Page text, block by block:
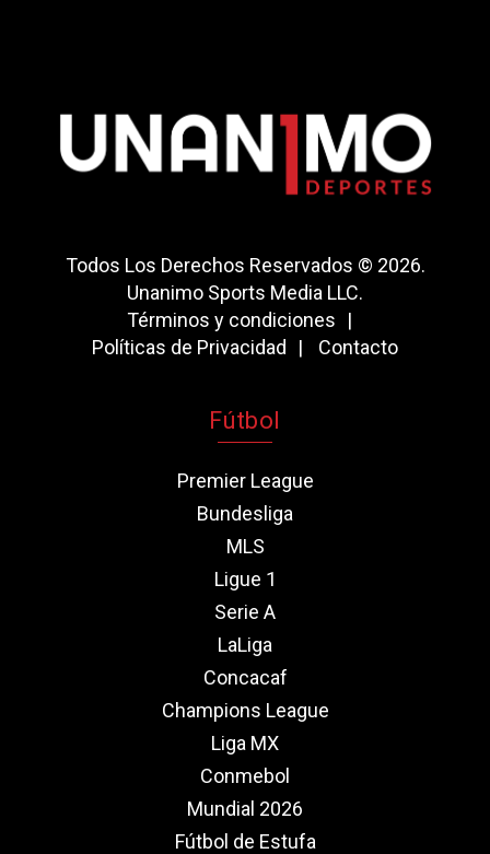
Todos Los Derechos Reservados © 2026.
Unanimo Sports Media LLC.
Términos y condiciones
Políticas de Privacidad
Contacto
Fútbol
Premier League
Bundesliga
MLS
Ligue 1
Serie A
LaLiga
Concacaf
Champions League
Liga MX
Conmebol
Mundial 2026
Fútbol de Estufa